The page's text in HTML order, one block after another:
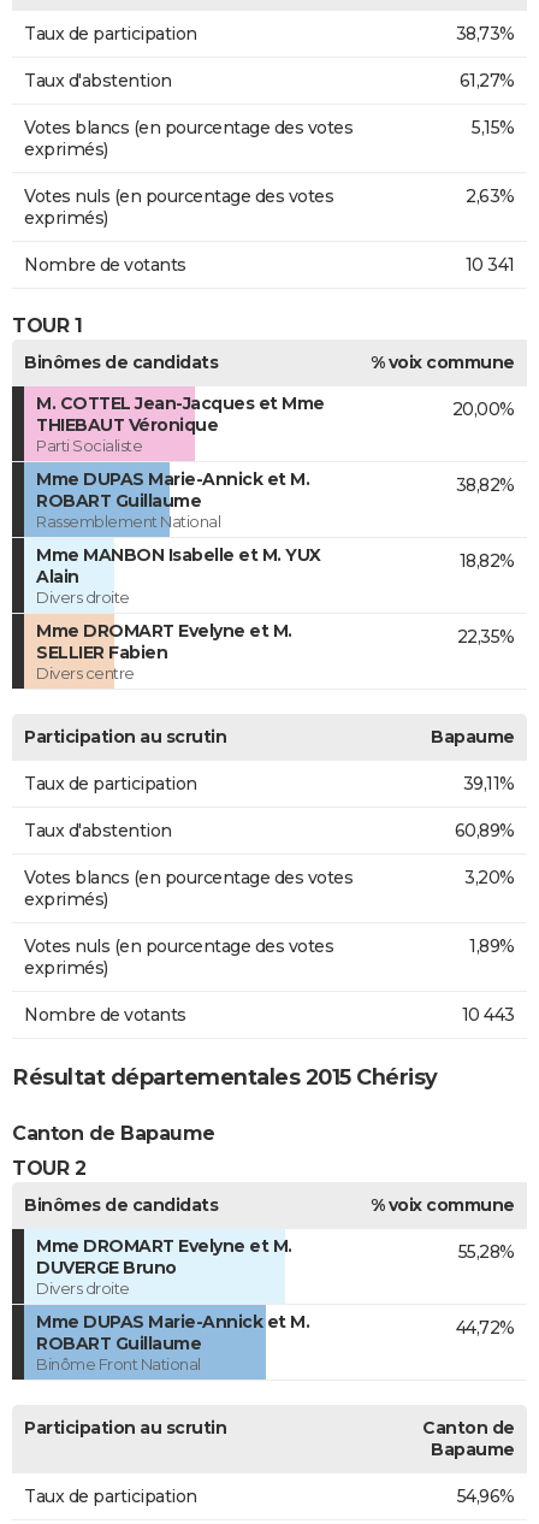
Taux de participation 38,73%
Taux d'abstention 61,27%
Votes blancs (en pourcentage des votes
exprimés)
5,15%
Votes nuls (en pourcentage des votes
exprimés)
2,63%
Nombre de votants 10 341
TOUR 1
Binômes de candidats
% voix commune
M. COTTEL Jean-Jacques et Mme
THIEBAUT Véronique
Parti Socialiste
20,00%
Mme DUPAS Marie-Annick et M.
ROBART Guillaume
Rassemblement National
38,82%
Mme MANBON Isabelle et M. YUX
Alain
Divers droite
18,82%
Mme DROMART Evelyne et M.
SELLIER Fabien
Divers centre
22,35%
Participation au scrutin Bapaume
Taux de participation 39,11%
Taux d'abstention 60,89%
Votes blancs (en pourcentage des votes
exprimés)
3,20%
Votes nuls (en pourcentage des votes
exprimés)
1,89%
Nombre de votants 10 443
Résultat départementales 2015 Chérisy
Canton de Bapaume
TOUR 2
Binômes de candidats
% voix commune
Mme DROMART Evelyne et M.
DUVERGE Bruno
Divers droite
55,28%
Mme DUPAS Marie-Annick et M.
ROBART Guillaume
Binôme Front National
44,72%
Participation au scrutin
Canton de
Bapaume
Taux de participation 54,96%